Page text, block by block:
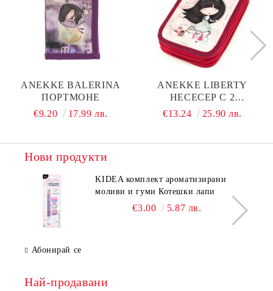
ANEKKE BALERINA
ПОРТМОНЕ
€9.20
17.99 лв.
ANEKKE LIBERTY
НЕСЕСЕР С 2
ОТДЕЛЕНИЯ
€13.24 25.90 лв.
Нови продукти
KIDEA комплект ароматизирани
моливи и гуми Котешки лапи
€3.00 5.87 лв.
Абонирай се
Най-продавани